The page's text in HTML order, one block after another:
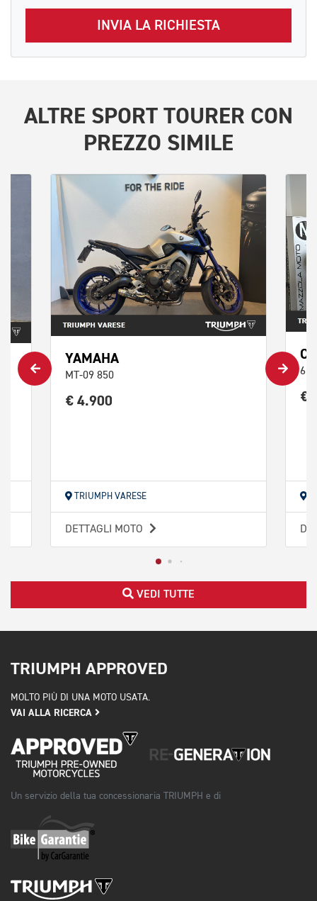
INVIA LA RICHIESTA
ALTRE SPORT TOURER CON
PREZZO SIMILE
YAMAHA
MT-09 850
€ 4.900
TRIUMPH VARESE
DETTAGLI MOTO
€
VEDI TUTTE
TRIUMPH APPROVED
MOLTO PIÙ DI UNA MOTO USATA.
VAI ALLA RICERCA
Un servizio della tua concessionaria TRIUMPH e di